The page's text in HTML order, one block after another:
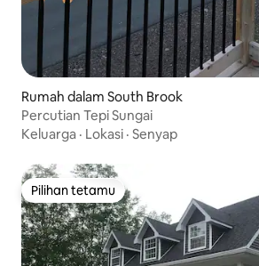
Rumah dalam South Brook
Percutian Tepi Sungai
Keluarga · Lokasi · Senyap
Pilihan tetamu
Pilihan tetamu